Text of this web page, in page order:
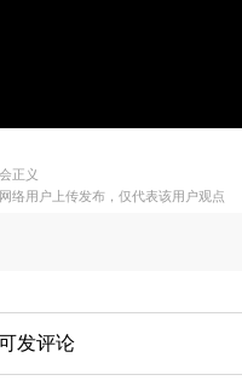
正义
络用户上传发布，仅代表该用户观点
发评论